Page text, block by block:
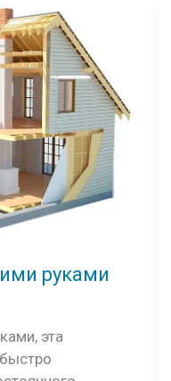
руками
эта